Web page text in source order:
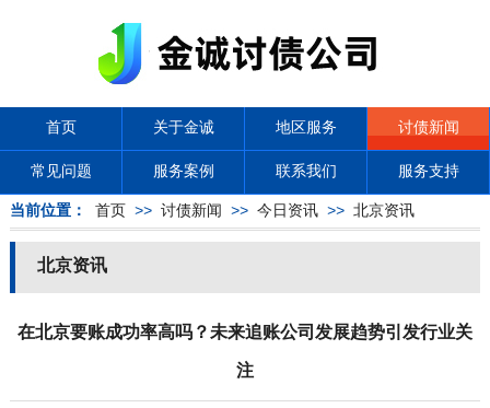
首页 关于金诚 地区服务 讨债新闻
常见问题 服务案例 联系我们 服务支持
当前位置： 首页 >> 讨债新闻 >> 今日资讯>> 北京资讯
北京资讯
在北京要账成功率高吗？未来追账公司发展趋势引发行业关
注